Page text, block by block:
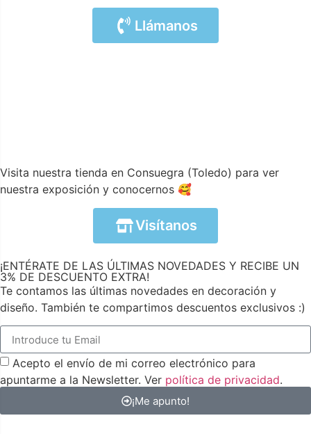
Llámanos
Visita nuestra tienda en Consuegra (Toledo) para ver
nuestra exposición y conocernos 🥰
Visítanos
¡ENTÉRATE DE LAS ÚLTIMAS NOVEDADES Y RECIBE UN
3% DE DESCUENTO EXTRA!
Te contamos las últimas novedades en decoración y
diseño. También te compartimos descuentos exclusivos :)
Acepto el envío de mi correo electrónico para
apuntarme a la Newsletter. Ver política de privacidad.
¡Me apunto!